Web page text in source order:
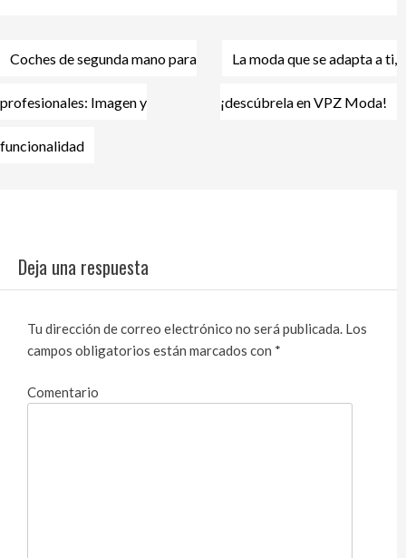
Navegación
de
Coches de segunda mano para
profesionales: Imagen y
funcionalidad
La moda que se adapta a ti,
¡descúbrela en VPZ Moda!
Deja una respuesta
Tu dirección de correo electrónico no será publicada. Los
campos obligatorios están marcados con *
Comentario